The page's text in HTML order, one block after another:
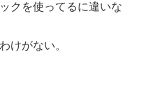
クを使ってるに違いな
けがない。